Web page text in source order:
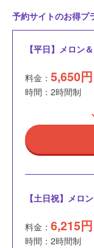
予約サイトのお得プ
【平日】メロン
料金： 5,650円
時間：2時間制
【土日祝】メロ
料金： 6,215円
時間：2時間制